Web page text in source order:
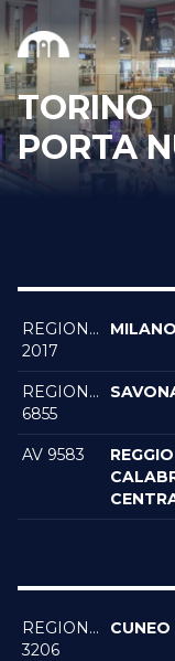
TORINO
PORTA
2017
6855
AV 9583
3206
CUNEO